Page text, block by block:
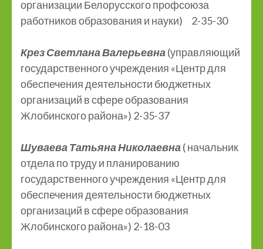
организации Белорусского профсоюза
работников образования и науки) 2-35-30
Крез Светлана Валерьевна(управляющий
государственного учреждения «Центр для
обеспечения деятельности бюджетных
организаций в сфере образования
Жлобинского района») 2-35-37
Шуваева Татьяна Николаевна( начальник
отдела по труду и планированию
государственного учреждения «Центр для
обеспечения деятельности бюджетных
организаций в сфере образования
Жлобинского района») 2-18-03